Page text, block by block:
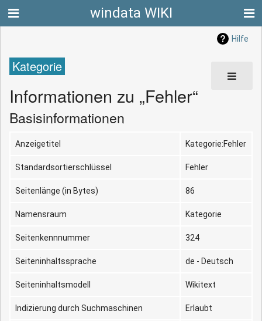
windata WIKI
Hilfe
Kategorie
Informationen zu „Fehler“
Basisinformationen
Anzeigetitel Kategorie:Fehler
Standardsortierschlüssel Fehler
Seitenlänge (in Bytes) 86
Namensraum Kategorie
Seitenkennnummer 324
Seiteninhaltssprache de - Deutsch
Seiteninhaltsmodell Wikitext
Indizierung durch Suchmaschinen Erlaubt